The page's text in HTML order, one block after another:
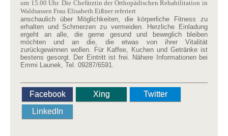
um 15.00 Uhr. Die Chefärztin der Orthopädischen Rehabilitation in
Waldsassen Frau Elisabeth Eißner referiert
anschaulich über Möglichkeiten, die körperliche Fitness zu
erhalten und Schmerzen zu vermeiden. Herzliche Einladung
ergeht an alle, die gerne gesund und beweglich bleiben
möchten und an die, die etwas von ihrer Vitalität
zurückgewinnen wollen. Für Kaffee, Kuchen und Getränke ist
bestens gesorgt. Der Eintritt ist frei. Nähere Informationen bei
Emmi Launek, Tel. 09287/6591.
Facebook Xing
Twitter
LinkedIn